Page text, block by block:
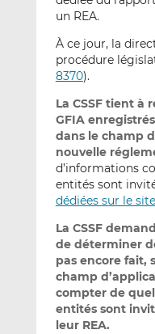
un REA.
À ce jour, la
procédure
8370).
La CSSF tient à
GFIA enregistrés
dans le champ
nouvelle
d’informations
entités sont
dédiées sur le
La CSSF
de déterminer
pas encore fait,
champ
compter de
entités sont
leur REA.